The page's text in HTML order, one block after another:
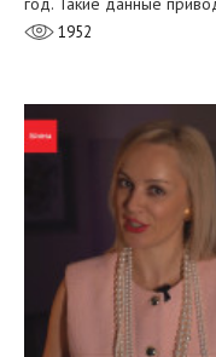
1952